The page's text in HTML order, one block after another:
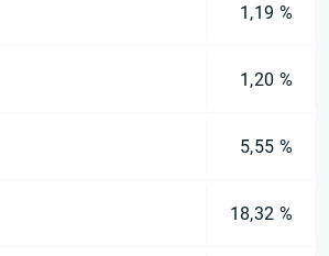
1,19 %
1,20 %
5,55 %
18,32 %